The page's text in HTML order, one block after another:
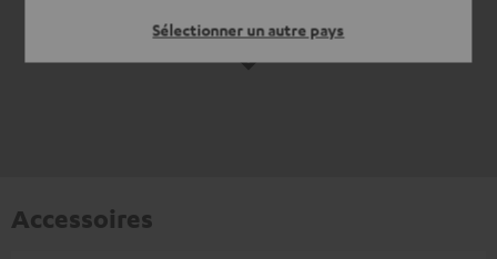
Sélectionner un autre pays
VOIR PLUS
Accessoires